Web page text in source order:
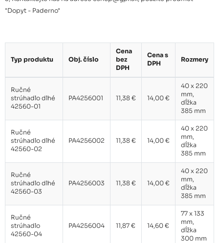
Ručné strúhadlo 42560-08 11,87 €
"Dopyt - Paderno"
Typ produktu Obj. číslo
Cena
bez
DPH
Cena s
DPH
Rozmery
Ručné
strúhadlo dlhé
42560-01
PA4256001 11,38 € 14,00 €
40 x 220
mm,
dĺžka
385 mm
Ručné
strúhadlo dlhé
42560-02
PA4256002 11,38 € 14,00 €
40 x 220
mm,
dĺžka
385 mm
Ručné
strúhadlo dlhé
42560-03
PA4256003 11,38 € 14,00 €
40 x 220
mm,
dĺžka
385 mm
Ručné
strúhadlo
42560-04
PA4256004 11,87 € 14,60 €
77 x 133
mm,
dĺžka
300 mm